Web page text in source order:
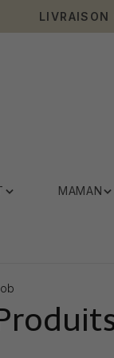
LIVRAISON
MAMAN